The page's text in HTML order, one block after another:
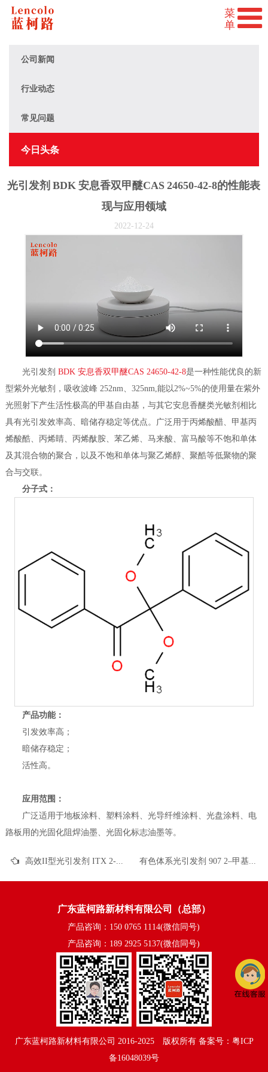
公司新闻
行业动态
常见问题
今日头条
光引发剂 BDK 安息香双甲醚CAS 24650-42-8的性能表
现与应用领域
2022-12-24
光引发剂 BDK 安息香双甲醚CAS 24650-42-8是一种性能优良的新
型紫外光敏剂，吸收波峰 252nm、325nm,能以2%~5%的使用量在紫外
光照射下产生活性极高的甲基自由基，与其它安息香醚类光敏剂相比
具有光引发效率高、暗储存稳定等优点。广泛用于丙烯酸醋、甲基丙
烯酸酷、丙烯睛、丙烯酞胺、苯乙烯、马来酸、富马酸等不饱和单体
及其混合物的聚合，以及不饱和单体与聚乙烯醇、聚酷等低聚物的聚
合与交联。
分子式：
产品功能：
引发效率高；
暗储存稳定；
活性高。
应用范围：
广泛适用于地板涂料、塑料涂料、光导纤维涂料、光盘涂料、电
路板用的光固化阻焊油墨、光固化标志油墨等。
有色体系光引发剂 907 2–甲基–1–(4–甲硫基)苯基–2–吗啉基丙基–1–酮 CAS 71868-10-5的性能表现与应用领域
广东蓝柯路新材料有限公司（总部）
产品咨询：150 0765 1114(微信同号)
产品咨询：189 2925 5137(微信同号)
广东蓝柯路新材料有限公司 2016-2025©版权所有 备案号：粤ICP
备16048039号